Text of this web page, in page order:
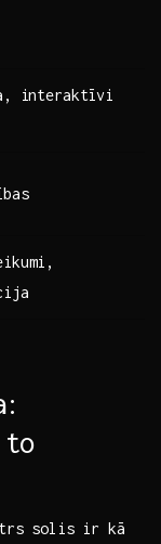
interaktīvi
to
⁤solis⁢ ir kā